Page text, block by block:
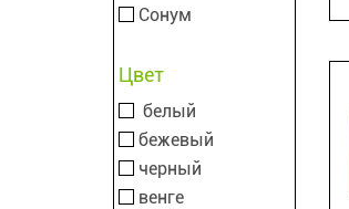
Сонум
Цвет
белый
бежевый
черный
венге